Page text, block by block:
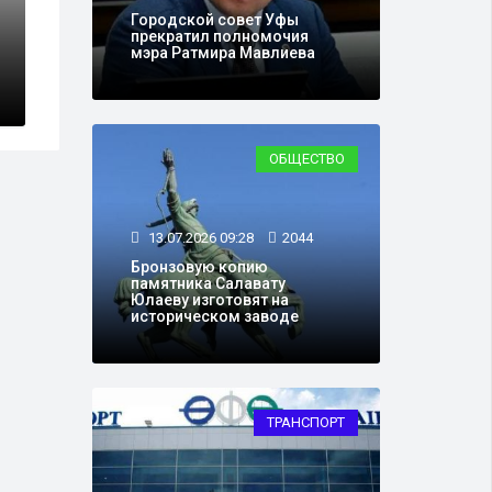
Башкирии прошёл
под лозунгом
В
лыжным
Городской совет Уфы
прекратил полномочия
мэра Ратмира Мавлиева
ОБЩЕСТВО
13.07.2026 09:28 2044
Бронзовую копию
памятника Салавату
Юлаеву изготовят на
историческом заводе
ТРАНСПОРТ